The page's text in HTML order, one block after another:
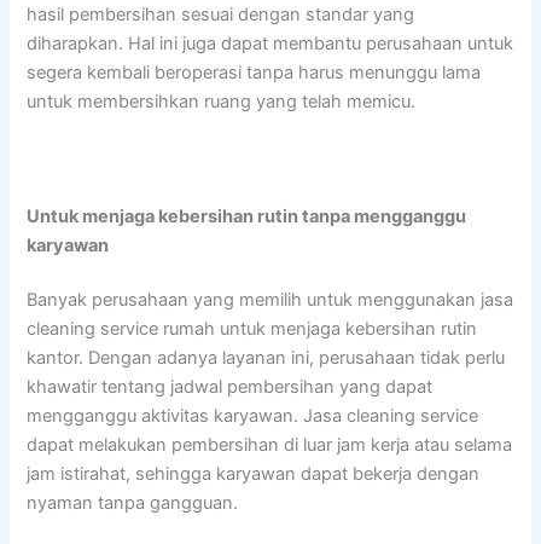
hasil pembersihan sesuai dengan standar yang
diharapkan. Hal ini juga dapat membantu perusahaan untuk
segera kembali beroperasi tanpa harus menunggu lama
untuk membersihkan ruang yang telah memicu.
Untuk menjaga kebersihan rutin tanpa mengganggu
karyawan
Banyak perusahaan yang memilih untuk menggunakan jasa
cleaning service rumah untuk menjaga kebersihan rutin
kantor. Dengan adanya layanan ini, perusahaan tidak perlu
khawatir tentang jadwal pembersihan yang dapat
mengganggu aktivitas karyawan. Jasa cleaning service
dapat melakukan pembersihan di luar jam kerja atau selama
jam istirahat, sehingga karyawan dapat bekerja dengan
nyaman tanpa gangguan.